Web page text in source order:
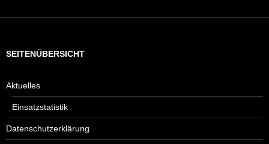
SEITENÜBERSICHT
Aktuelles
Einsatzstatistik
Datenschutzerklärung